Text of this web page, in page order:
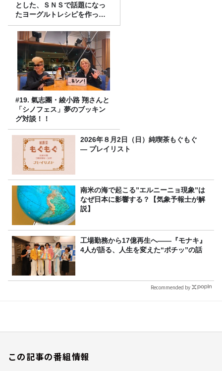
とした、ＳＮＳで話題になっ
たヨーグルトレシピを作って
みた！
#19. 氣志團・綾小路 翔さんと
「シノフェス」夢のブッキン
グ対談！！
2026年８月2日（日）純喫茶もぐもぐ
― プレイリスト
南米の海で起こる”エルニーニョ現象”は
なぜ日本に影響する？【気象予報士が解
説】
工場勤務から17億再生へ——『モナキ』
4人が語る、人生を変えた“ポチッ”の話
Recommended by
この記事の番組情報